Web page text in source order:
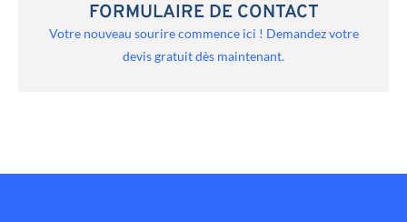
FORMULAIRE DE CONTACT
Votre nouveau sourire commence ici ! Demandez votre
devis gratuit dès maintenant.